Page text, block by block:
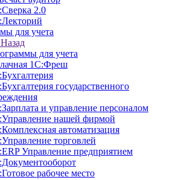
2.0
для учета
Назад
для учета
1С:Фреш
государственного
и управление персоналом
нашей фирмой
автоматизация
торговлей
Управление предприятием
рабочее место